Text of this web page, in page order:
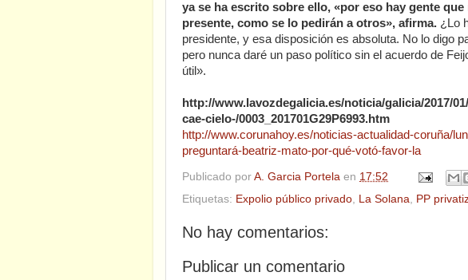
ya se ha escrito sobre ello, «por eso hay gente
presente, como se lo pedirán a otros», afirma. ¿Lo
presidente, y esa disposición es absoluta. No lo digo
pero nunca daré un paso político sin el acuerdo de
útil».
http://www.lavozdegalicia.es/noticia/galicia/2017/
cae-cielo-/0003_201701G29P6993.htm
http://www.corunahoy.es/noticias-actualidad-coruña/
preguntará-beatriz-mato-por-qué-votó-favor-la
Publicado por A. Garcia Portela en 17:52
Etiquetas: Expolio público privado La Solana PP
No hay comentarios:
Publicar un comentario